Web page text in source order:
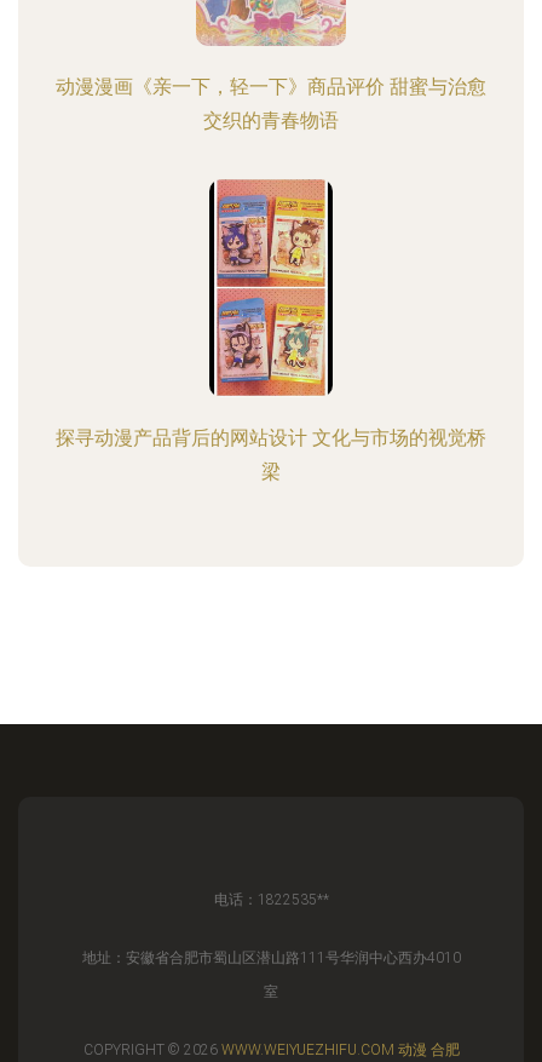
动漫漫画《亲一下，轻一下》商品评价 甜蜜与治愈
交织的青春物语
探寻动漫产品背后的网站设计 文化与市场的视觉桥
梁
电话：1822535**
地址：安徽省合肥市蜀山区潜山路111号华润中心西办4010
室
COPYRIGHT © 2026 WWW.WEIYUEZHIFU.COM 动漫 合肥